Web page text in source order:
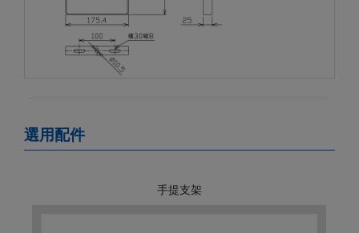
選用配件
手提支架